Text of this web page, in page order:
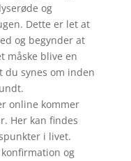
og
Dette er let at
og begynder at
måske blive en
synes om inden
online kommer
Her kan findes
i livet.
og